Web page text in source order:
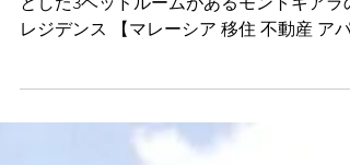
１か月～でも１年でもレンタルできる、広
とした3ベッドルームがあるモントキアラの
トメント ホテル 旅行 観光 ステイ 賃貸